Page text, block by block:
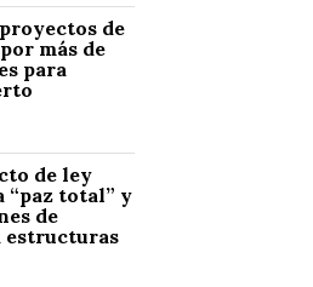
de
más de
para
de ley
“paz total” y
de
estructuras